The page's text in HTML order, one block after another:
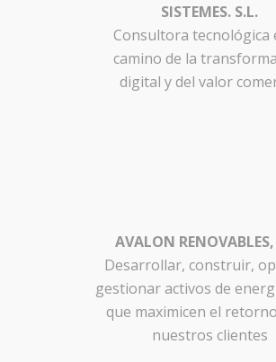
SISTEMES. S.L.
Consultora tecnológica
camino de la
digital y del valor
AVALON
Desarrollar, construir,
gestionar activos de
que maximicen el
nuestros clientes